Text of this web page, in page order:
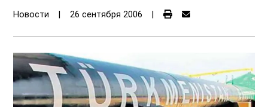
Новости 26 сентября 2006